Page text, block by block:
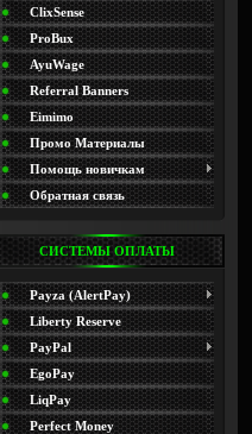
ClixSense
ProBux
AyuWage
Referral Banners
Eimimo
Промо Материалы
(Promo)Помощь новичкам
Обратная связь
СИСТЕМЫ ОПЛАТЫ
Payza (AlertPay)
Liberty Reserve
PayPal
EgoPay
LiqPay
Perfect Money